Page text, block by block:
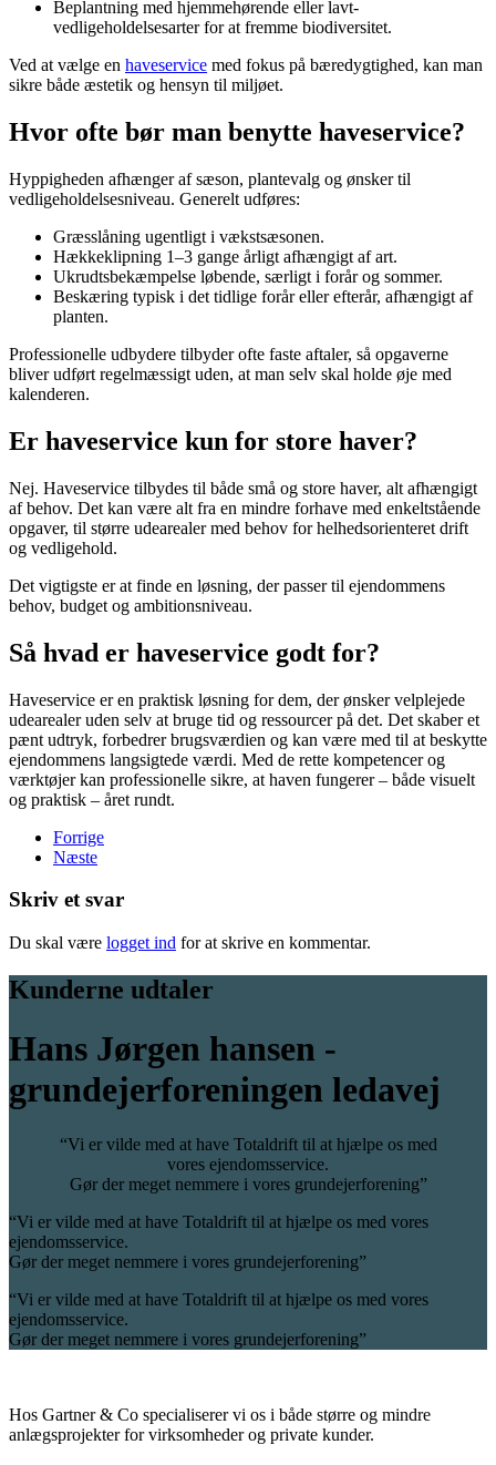
Beplantning med hjemmehørende eller lavt-
vedligeholdelsesarter for at fremme biodiversitet.
Ved at vælge en haveservice med fokus på bæredygtighed, kan man
sikre både æstetik og hensyn til miljøet.
Hvor ofte bør man benytte haveservice?
Hyppigheden afhænger af sæson, plantevalg og ønsker til
vedligeholdelsesniveau. Generelt udføres:
Græsslåning ugentligt i vækstsæsonen.
Hækkeklipning 1–3 gange årligt afhængigt af art.
Ukrudtsbekæmpelse løbende, særligt i forår og sommer.
Beskæring typisk i det tidlige forår eller efterår, afhængigt af
planten.
Professionelle udbydere tilbyder ofte faste aftaler, så opgaverne
bliver udført regelmæssigt uden, at man selv skal holde øje med
kalenderen.
Er haveservice kun for store haver?
Nej. Haveservice tilbydes til både små og store haver, alt afhængigt
af behov. Det kan være alt fra en mindre forhave med enkeltstående
opgaver, til større udearealer med behov for helhedsorienteret drift
og vedligehold.
Det vigtigste er at finde en løsning, der passer til ejendommens
behov, budget og ambitionsniveau.
Så hvad er haveservice godt for?
Haveservice er en praktisk løsning for dem, der ønsker velplejede
udearealer uden selv at bruge tid og ressourcer på det. Det skaber et
pænt udtryk, forbedrer brugsværdien og kan være med til at beskytte
ejendommens langsigtede værdi. Med de rette kompetencer og
værktøjer kan professionelle sikre, at haven fungerer – både visuelt
og praktisk – året rundt.
Forrige
Næste
Skriv et svar
Du skal være logget ind for at skrive en kommentar.
Kunderne udtaler
Hans Jørgen hansen -
grundejerforeningen ledavej
“Vi er vilde med at have Totaldrift til at hjælpe os med
vores ejendomsservice.
Gør der meget nemmere i vores grundejerforening”
“Vi er vilde med at have Totaldrift til at hjælpe os med vores
ejendomsservice.
Gør der meget nemmere i vores grundejerforening”
“Vi er vilde med at have Totaldrift til at hjælpe os med vores
ejendomsservice.
Gør der meget nemmere i vores grundejerforening”
Hos Gartner & Co specialiserer vi os i både større og mindre
anlægsprojekter for virksomheder og private kunder.